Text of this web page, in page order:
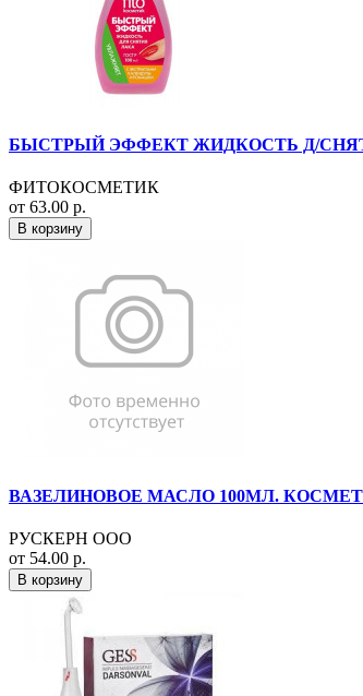
БЫСТРЫЙ ЭФФЕКТ ЖИДКОСТЬ Д/
ФИТОКОСМЕТИК
от 63.00 р.
В корзину
ВАЗЕЛИНОВОЕ МАСЛО 100МЛ.
РУСКЕРН ООО
от 54.00 р.
В корзину